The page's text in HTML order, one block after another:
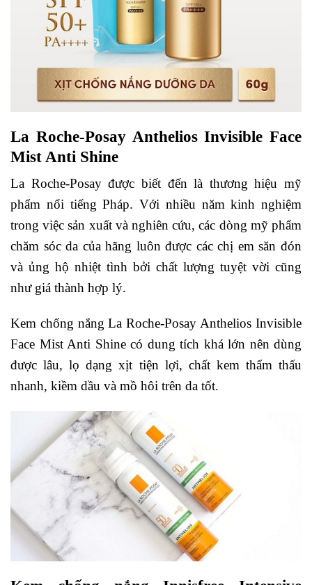
La Roche-Posay Anthelios Invisible Face
Mist Anti Shine
La Roche-Posay được biết đến là thương hiệu mỹ
phẩm nổi tiếng Pháp. Với nhiều năm kinh nghiệm
trong việc sản xuất và nghiên cứu, các dòng mỹ phẩm
chăm sóc da của hãng luôn được các chị em săn đón
và ủng hộ nhiệt tình bởi chất lượng tuyệt vời cũng
như giá thành hợp lý.
Kem chống nắng La Roche-Posay Anthelios Invisible
Face Mist Anti Shine có dung tích khá lớn nên dùng
được lâu, lọ dạng xịt tiện lợi, chất kem thẩm thấu
nhanh, kiềm dầu và mồ hôi trên da tốt.